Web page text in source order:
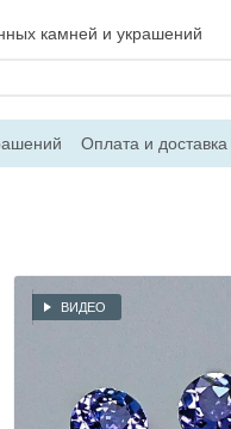
камней и украшений
Оплата и доставка
ВИДЕО